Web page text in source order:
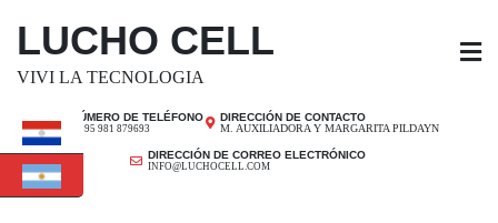
LUCHO CELL
VIVI LA TECNOLOGIA
NÚMERO DE TELÉFONO
+ 595 981 879693
DIRECCIÓN DE CONTACTO
M. AUXILIADORA Y MARGARITA PILDAYN
DIRECCIÓN DE CORREO ELECTRÓNICO
INFO@LUCHOCELL.COM